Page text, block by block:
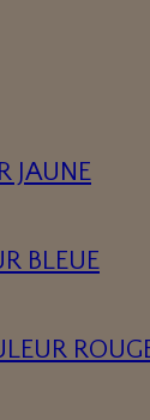
JAUNE
BLEUE